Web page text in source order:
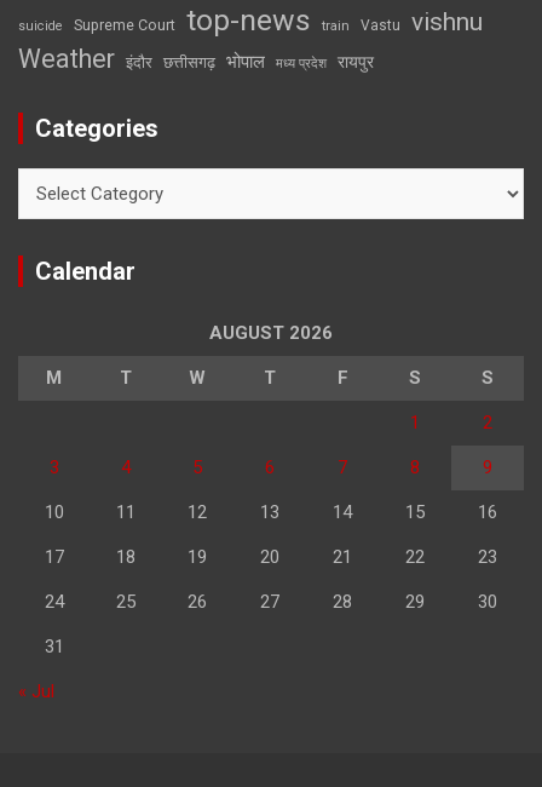
suicide Supreme Court top-news train Vastu vishnu
Weather इंदौर छत्तीसगढ़ भोपाल मध्य प्रदेश रायपुर
Categories
Calendar
AUGUST 2026
M T W T F S S
1 2
3 4 5 6 7 8 9
10 11 12 13 14 15 16
17 18 19 20 21 22 23
24 25 26 27 28 29 30
31
« Jul